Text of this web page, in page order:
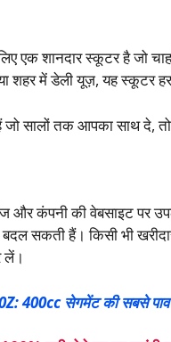
एक शानदार स्कूटर है जो
शहर में डेली यूज़, यह स्कूटर
सालों तक आपका साथ दे,
और कंपनी की वेबसाइट पर
सकती हैं। किसी भी
लें।
400cc सेगमेंट की सबसे